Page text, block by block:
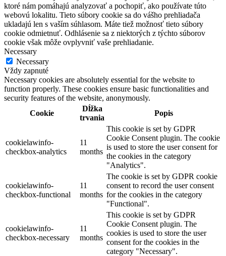
ktoré nám pomáhajú analyzovať a pochopiť, ako používate túto
webovú lokalitu. Tieto súbory cookie sa do vášho prehliadača
ukladajú len s vaším súhlasom. Máte tiež možnosť tieto súbory
cookie odmietnuť. Odhlásenie sa z niektorých z týchto súborov
cookie však môže ovplyvniť vaše prehliadanie.
Necessary
Necessary
Vždy zapnuté
Necessary cookies are absolutely essential for the website to
function properly. These cookies ensure basic functionalities and
security features of the website, anonymously.
Cookie
Dĺžka
trvania
Popis
cookielawinfo-
checkbox-analytics
11
months
This cookie is set by GDPR
Cookie Consent plugin. The cookie
is used to store the user consent for
the cookies in the category
"Analytics".
cookielawinfo-
checkbox-functional
11
months
The cookie is set by GDPR cookie
consent to record the user consent
for the cookies in the category
"Functional".
cookielawinfo-
checkbox-necessary
11
months
This cookie is set by GDPR
Cookie Consent plugin. The
cookies is used to store the user
consent for the cookies in the
category "Necessary".